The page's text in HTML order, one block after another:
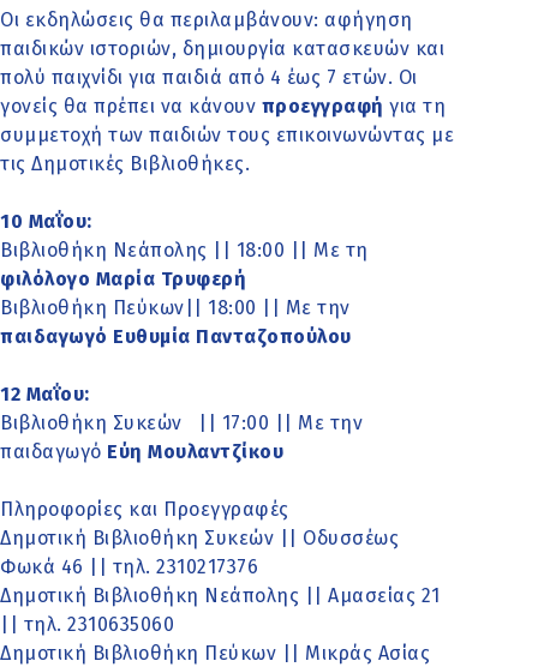
Οι εκδηλώσεις θα περιλαμβάνουν: αφήγηση
παιδικών ιστοριών, δημιουργία κατασκευών και
πολύ παιχνίδι για παιδιά από 4 έως 7 ετών. Οι
γονείς θα πρέπει να κάνουν προεγγραφή για τη
συμμετοχή των παιδιών τους επικοινωνώντας με
τις Δημοτικές Βιβλιοθήκες.
10 Μαΐου:
Βιβλιοθήκη Νεάπολης || 18:00 || Με τη
φιλόλογο Μαρία Τρυφερή
Βιβλιοθήκη Πεύκων|| 18:00 || Με την
παιδαγωγό Ευθυμία Πανταζοπούλου
12 Μαΐου:
Βιβλιοθήκη Συκεών || 17:00 || Με την
παιδαγωγό Εύη Μουλαντζίκου
Πληροφορίες και Προεγγραφές
Δημοτική Βιβλιοθήκη Συκεών || Οδυσσέως
Φωκά 46 || τηλ. 2310217376
Δημοτική Βιβλιοθήκη Νεάπολης || Αμασείας 21
|| τηλ. 2310635060
Δημοτική Βιβλιοθήκη Πεύκων || Μικράς Ασίας